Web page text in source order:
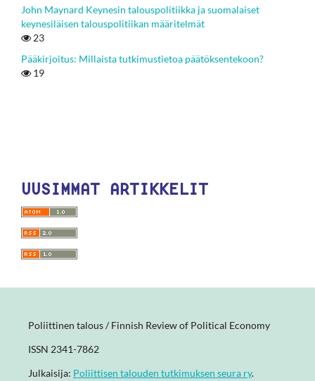
John Maynard Keynesin talouspolitiikka ja suomalaiset
keynesiläisen talouspolitiikan määritelmät
23
Pääkirjoitus: Millaista tutkimustietoa päätöksentekoon?
19
UUSIMMAT ARTIKKELIT
Poliittinen talous / Finnish Review of Political Economy
ISSN 2341-7862
Julkaisija: Poliittisen talouden tutkimuksen seura ry.